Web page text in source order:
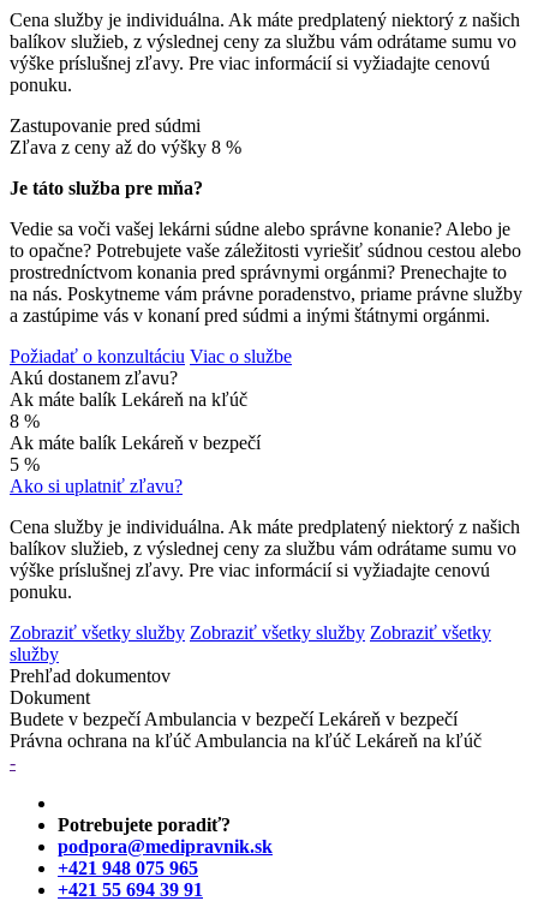
Cena služby je individuálna. Ak máte predplatený niektorý z našich
balíkov služieb, z výslednej ceny za službu vám odrátame sumu vo
výške príslušnej zľavy. Pre viac informácií si vyžiadajte cenovú
ponuku.
Zastupovanie pred súdmi
Zľava z ceny až do výšky 8 %
Je táto služba pre mňa?
Vedie sa voči vašej lekárni súdne alebo správne konanie? Alebo je
to opačne? Potrebujete vaše záležitosti vyriešiť súdnou cestou alebo
prostredníctvom konania pred správnymi orgánmi? Prenechajte to
na nás. Poskytneme vám právne poradenstvo, priame právne služby
a zastúpime vás v konaní pred súdmi a inými štátnymi orgánmi.
Požiadať o konzultáciu Viac o službe
Akú dostanem zľavu?
Ak máte balík Lekáreň na kľúč
8 %
Ak máte balík Lekáreň v bezpečí
5 %
Ako si uplatniť zľavu?
Cena služby je individuálna. Ak máte predplatený niektorý z našich
balíkov služieb, z výslednej ceny za službu vám odrátame sumu vo
výške príslušnej zľavy. Pre viac informácií si vyžiadajte cenovú
ponuku.
Zobraziť všetky služby Zobraziť všetky služby Zobraziť všetky
služby
Prehľad dokumentov
Dokument
Budete v bezpečí Ambulancia v bezpečí Lekáreň v bezpečí
Právna ochrana na kľúč Ambulancia na kľúč Lekáreň na kľúč
-
Potrebujete poradiť?
podpora@medipravnik.sk
+421 948 075 965
+421 55 694 39 91